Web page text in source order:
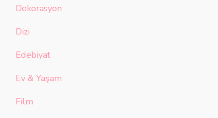
Dekorasyon
Dizi
Edebiyat
Ev & Yaşam
Film